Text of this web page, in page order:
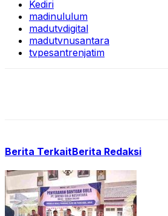
Kediri
madinululum
madutvdigital
madutvnusantara
tvpesantrenjatim
Berita TerkaitBerita Redaksi